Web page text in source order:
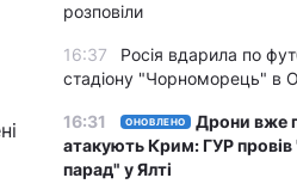
розповіли
16:37
Росія вдарила по
стадіону "Чорноморець" в
16:31 ОНОВЛЕНО
Дрони вже
атакують Крим: ГУР
парад" у Ялті